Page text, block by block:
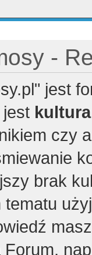
-
jest
czy
brak
tematu
Forum,